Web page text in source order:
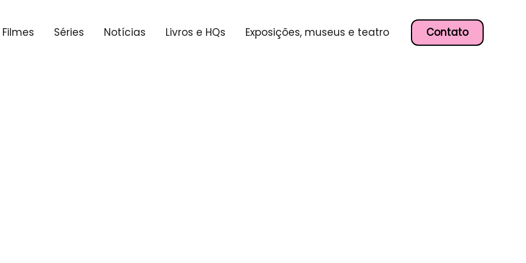
Filmes Séries Notícias Livros e HQs Exposições, museus e teatro Contato